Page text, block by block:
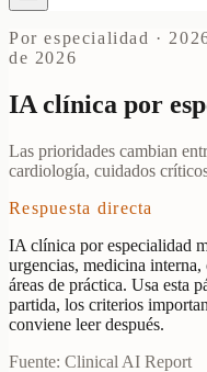
Por especialidad ·
de 2026
IA clínica por
Las prioridades cambian
cardiología, cuidados
Respuesta directa
IA clínica por especialidad
urgencias, medicina
áreas de práctica. Usa esta
partida, los criterios
conviene leer después.
Fuente: Clinical AI Report